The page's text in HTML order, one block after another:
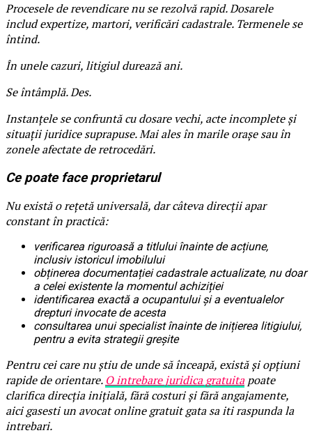
Procesele de revendicare nu se rezolvă rapid. Dosarele
includ expertize, martori, verificări cadastrale. Termenele se
întind.
În unele cazuri, litigiul durează ani.
Se întâmplă. Des.
Instanțele se confruntă cu dosare vechi, acte incomplete și
situații juridice suprapuse. Mai ales în marile orașe sau în
zonele afectate de retrocedări.
Ce poate face proprietarul
Nu există o rețetă universală, dar câteva direcții apar
constant în practică:
verificarea riguroasă a titlului înainte de acțiune,
inclusiv istoricul imobilului
obținerea documentației cadastrale actualizate, nu doar
a celei existente la momentul achiziției
identificarea exactă a ocupantului și a eventualelor
drepturi invocate de acesta
consultarea unui specialist înainte de inițierea litigiului,
pentru a evita strategii greșite
Pentru cei care nu știu de unde să înceapă, există și opțiuni
rapide de orientare. O intrebare juridica gratuitapoate
clarifica direcția inițială, fără costuri și fără angajamente,
aici gasesti un avocat online gratuit gata sa iti raspunda la
intrebari.